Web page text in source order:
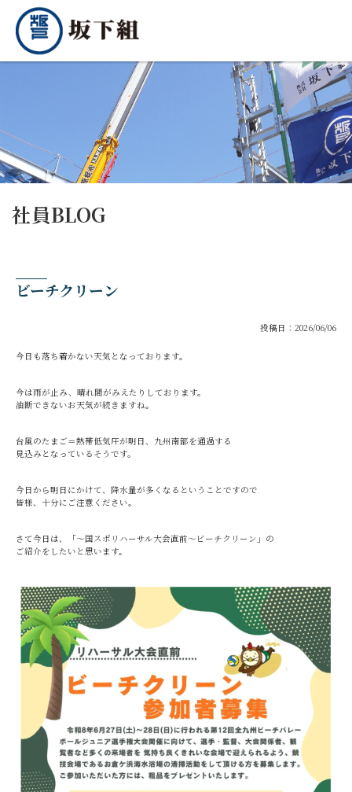
社員BLOG
ビーチクリーン
投稿日：2026/06/06
今日も落ち着かない天気となっております。
今は雨が止み、晴れ間がみえたりしております。
油断できないお天気が続きますね。
台風のたまご＝熱帯低気圧が明日、九州南部を通過する
見込みとなっているそうです。
今日から明日にかけて、降水量が多くなるということですので
皆様、十分にご注意ください。
さて今日は、「～国スポリハーサル大会直前～ビーチクリーン」の
ご紹介をしたいと思います。